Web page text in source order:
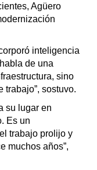
Agüero
inteligencia
de una
sino
trabajo”, sostuvo.
su lugar en
Es un
trabajo prolijo y
muchos años”,